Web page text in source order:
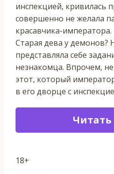
инспекцией, кривилась
совершенно не желала
красавчика-императора.
Старая дева у демонов?
представляла себе
незнакомца. Впрочем,
этот, который
в его дворце с
Читать
18+